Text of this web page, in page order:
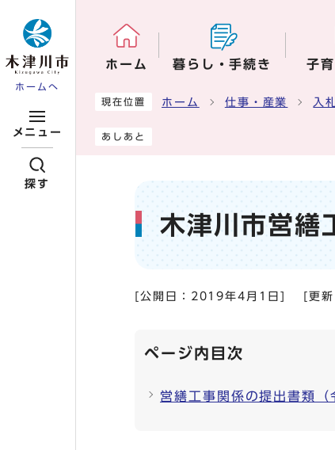
ホームへ
メニュー
探す
ホーム 暮らし・手続き 子
ここから本文です
現在位置 ホーム 仕事・産業 入
あしあと
木津川市営繕
[公開日： 2019年4月1日 [更新
ページ内目次
営繕工事関係の提出書類